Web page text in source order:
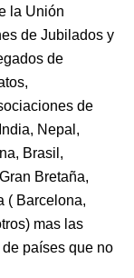
la Unión
de Jubilados y
de
de
Nepal,
Brasil,
Bretaña,
( Barcelona,
mas las
países que no